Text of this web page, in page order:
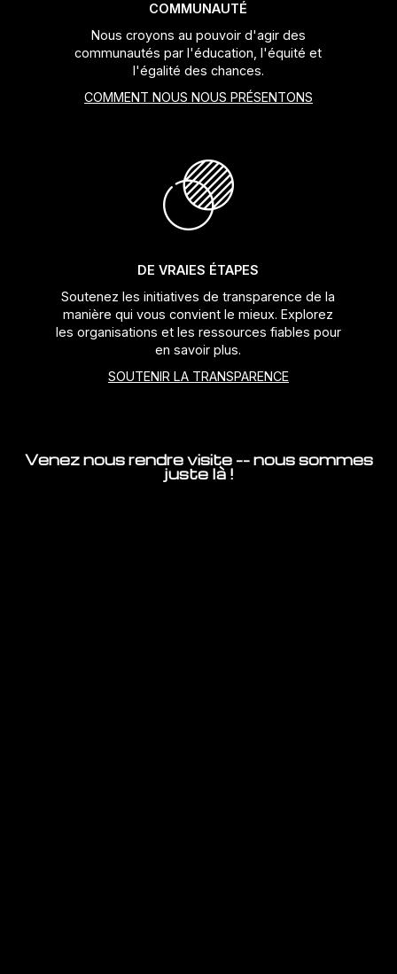
COMMUNAUTÉ
Nous croyons au pouvoir d'agir des
communautés par l'éducation, l'équité et
l'égalité des chances.
COMMENT NOUS NOUS PRÉSENTONS
DE VRAIES ÉTAPES
Soutenez les initiatives de transparence de la
manière qui vous convient le mieux. Explorez
les organisations et les ressources fiables pour
en savoir plus.
SOUTENIR LA TRANSPARENCE
Venez nous rendre visite -- nous sommes
juste là !